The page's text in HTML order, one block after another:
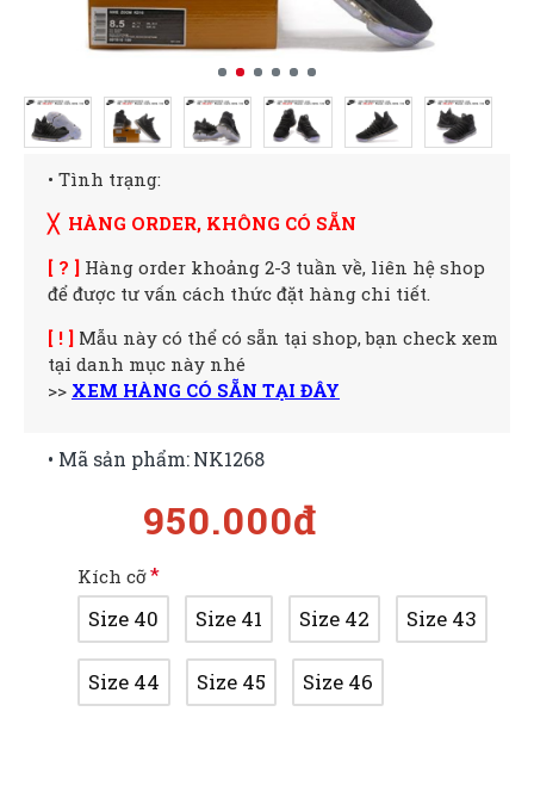
• Tình trạng:
╳ HÀNG ORDER, KHÔNG CÓ SẴN
[ ? ] Hàng order khoảng 2-3 tuần về, liên hệ shop
để được tư vấn cách thức đặt hàng chi tiết.
[ ! ] Mẫu này có thể có sẵn tại shop, bạn check xem
tại danh mục này nhé
>> XEM HÀNG CÓ SẴN TẠI ĐÂY
950.000đ
• Mã sản phẩm:NK1268
Kích cỡ
Size 40 Size 41 Size 42 Size 43
Size 44 Size 45 Size 46